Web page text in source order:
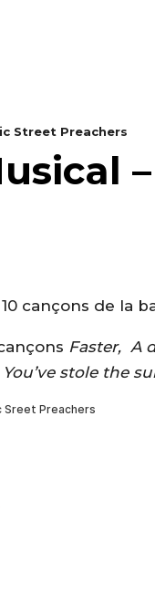
Street Preachers
cançons de la
Faster, A
stole the